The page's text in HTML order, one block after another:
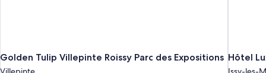
Golden Tulip Villepinte Roissy Parc des Expositions Hôtel